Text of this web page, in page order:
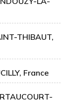
THIBAUT,
France